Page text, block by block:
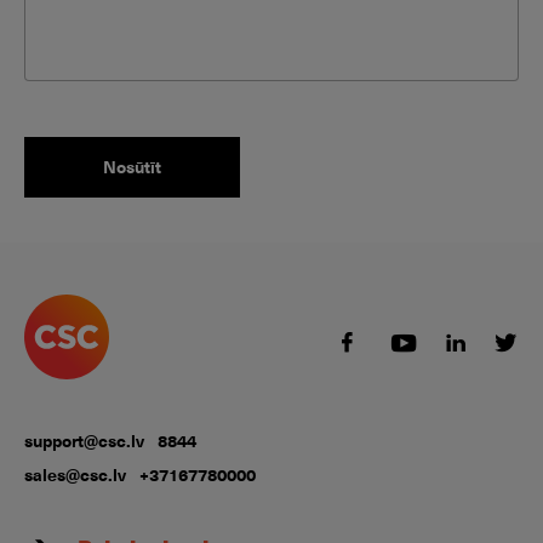
support@csc.lv 8844
sales@csc.lv +37167780000